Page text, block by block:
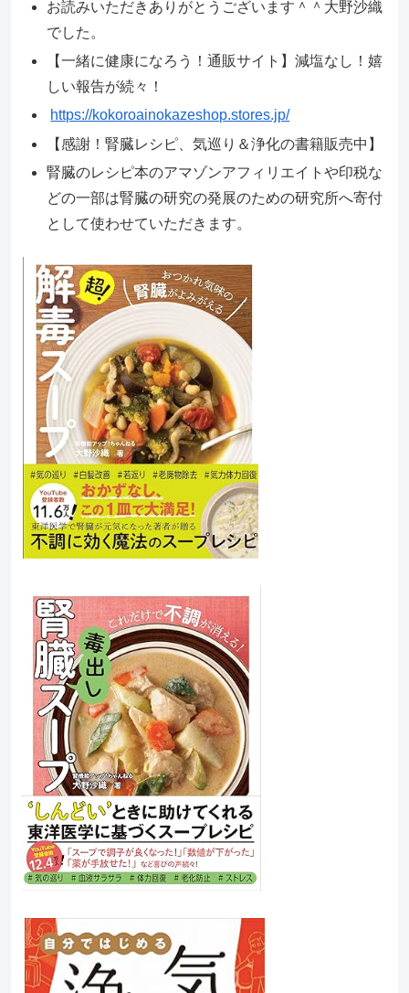
お読みいただきありがとうございます＾＾大野沙織
でした。
【一緒に健康になろう！通販サイト】減塩なし！嬉
しい報告が続々！
https://kokoroainokazeshop.stores.jp/
【感謝！腎臓レシピ、気巡り＆浄化の書籍販売中】
腎臓のレシピ本のアマゾンアフィリエイトや印税な
どの一部は腎臓の研究の発展のための研究所へ寄付
として使わせていただきます。